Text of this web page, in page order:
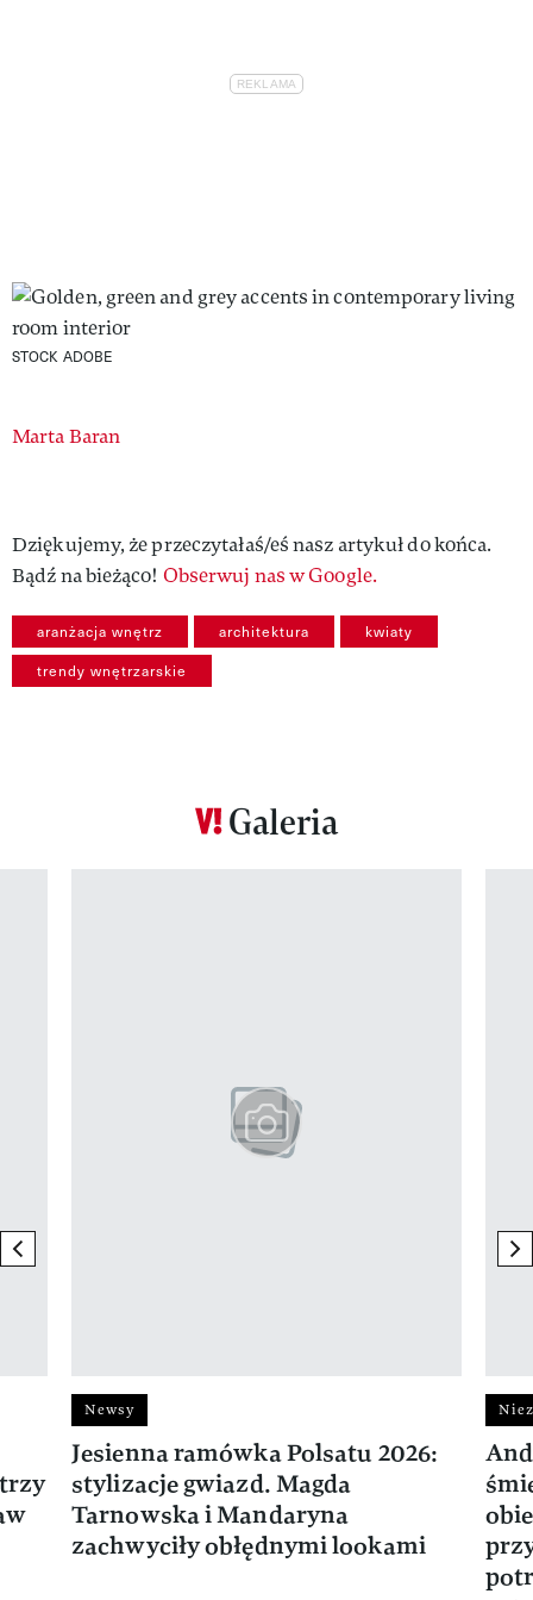
STOCK ADOBE
Authors
Marta Baran
Dziękujemy, że przeczytałaś/eś nasz artykuł do końca.
Bądź na bieżąco! Obserwuj nas w Google.
aranżacja wnętrz architektura kwiaty
trendy wnętrzarskie
Galeria
previous element
Newsy
Jesienna ramówka Polsatu 2026:
stylizacje gwiazd. Magda
Tarnowska i Mandaryna
zachwyciły obłędnymi lookami